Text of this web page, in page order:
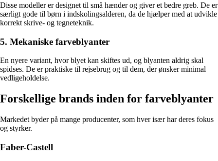
Disse modeller er designet til små hænder og giver et bedre greb. De er
særligt gode til børn i indskolingsalderen, da de hjælper med at udvikle
korrekt skrive- og tegneteknik.
5. Mekaniske farveblyanter
En nyere variant, hvor blyet kan skiftes ud, og blyanten aldrig skal
spidses. De er praktiske til rejsebrug og til dem, der ønsker minimal
vedligeholdelse.
Forskellige brands inden for farveblyanter
Markedet byder på mange producenter, som hver især har deres fokus
og styrker.
Faber-Castell